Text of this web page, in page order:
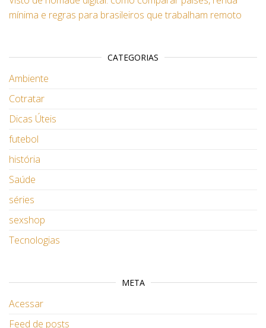
mínima e regras para brasileiros que trabalham remoto
CATEGORIAS
Ambiente
Cotratar
Dicas Úteis
futebol
história
Saúde
séries
sexshop
Tecnologias
META
Acessar
Feed de posts